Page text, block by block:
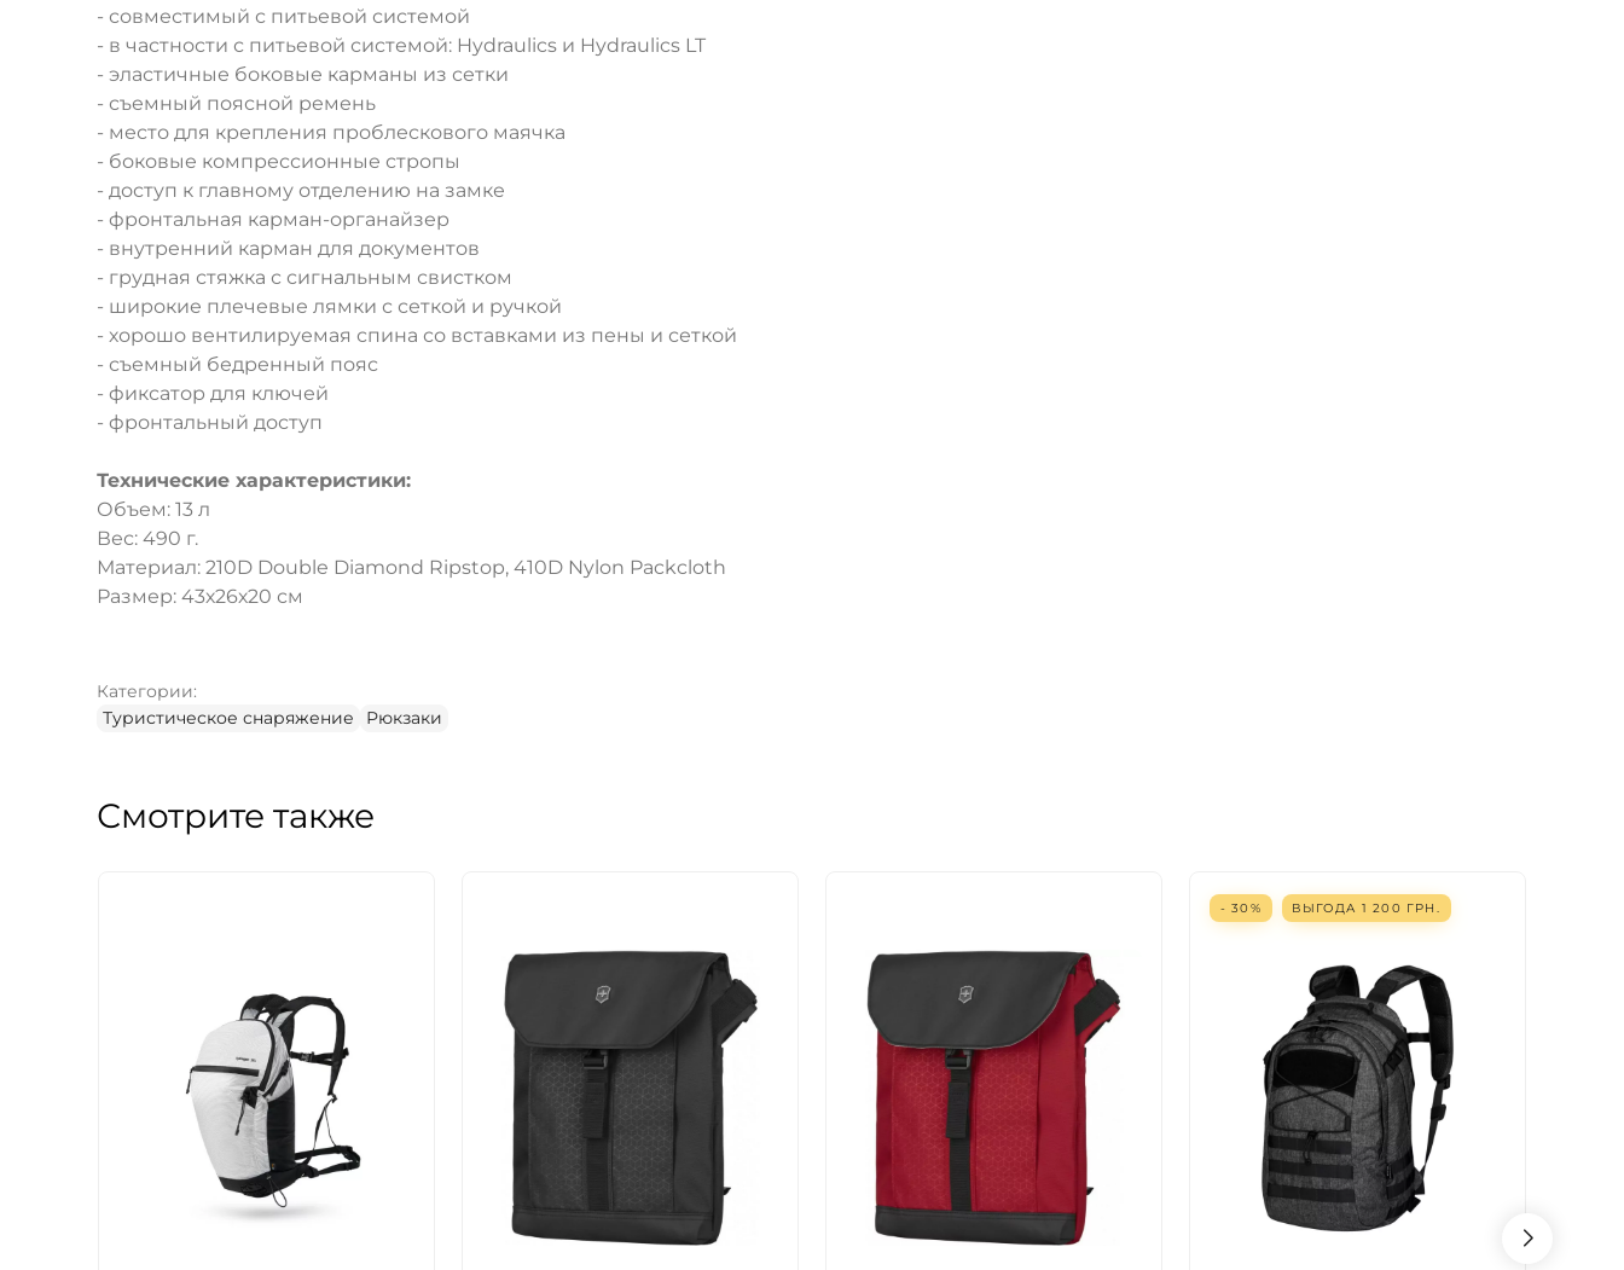
- совместимый с питьевой системой
- в частности с питьевой системой: Hydraulics и Hydraulics LT
- эластичные боковые карманы из сетки
- съемный поясной ремень
- место для крепления проблескового маячка
- боковые компрессионные стропы
- доступ к главному отделению на замке
- фронтальная карман-органайзер
- внутренний карман для документов
- грудная стяжка с сигнальным свистком
- широкие плечевые лямки с сеткой и ручкой
- хорошо вентилируемая спина со вставками из пены и сеткой
- съемный бедренный пояс
- фиксатор для ключей
- фронтальный доступ
Технические характеристики:
Объем: 13 л
Вес: 490 г.
Материал: 210D Double Diamond Ripstop, 410D Nylon Packcloth
Размер: 43х26х20 см
Категории:
Туристическое снаряжение
Рюкзаки
Смотрите также
- 30% ВЫГОДА 1 200 ГРН.